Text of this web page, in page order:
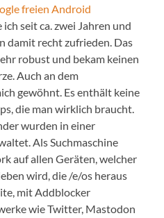
freien Android
ich seit ca. zwei Jahren und
damit recht zufrieden. Das
robust und bekam keinen
Auch an dem
gewöhnt. Es enthält keine
die man wirklich braucht.
wurden in einer
Als Suchmaschine
auf allen Geräten, welcher
wird, die /e/os heraus
mit Addblocker
wie Twitter, Mastodon